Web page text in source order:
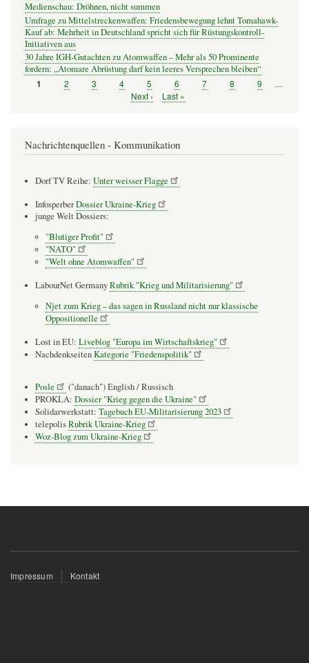
Medienschau: Dröhnen, nicht summen
Umfrage zu Mittelstreckenwaffen: Friedensbewegung lehnt Tomahawk-
Kauf ab: Mehrheit in Deutschland spricht sich für Rüstungskontroll-
Initiativen aus
30 Jahre IGH-Gutachten zu Atomwaffen – Mehr als 50 Prominente
fordern: „Atomare Abrüstung darf kein leeres Versprechen bleiben“
Seitennummerierung
Seite
1 Seite
2 Seite
3 Seite
4 Seite
5 Seite
6 Seite
7 Seite
8 Seite
9
…
Nächste
Next ›
Letzte
Last »
Nachrichtenquellen - Kommunikation
Dorf TV Reihe: Unter weisser Flagge
InfosperberDossier Ukraine-Krieg
junge Welt Dossiers:
"Blutiger Profit"
"NATO"
"Welt ohne Atomwaffen"
LabourNet GermanyRubrik "Krieg und Militarisierung"
Njet zum Krieg – das sagen in Russland nicht nur klassische
Oppositionelle
Lost in EU: Liveblog "Europa im Wirtschaftskrieg"
NachdenkseitenKategorie "Friedenspolitik"
Posle
("danach") English / Russisch
PROKLA: Dossier "Krieg gegen die Ukraine"
Solidarwerkstatt: Tagebuch EU-Militarisierung 2023
telepolisRubrik Ukraine-Krieg
Woz-Blog zum Ukraine-Krieg
Fußzeilenmenü
Impressum Kontakt